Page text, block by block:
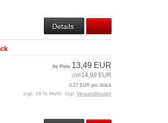
Details
Ihr Preis 13,49 EUR
UVP14,99 EUR
0,27 EUR pro Stück
zzgl. 19 % MwSt. zzgl. Versandkosten